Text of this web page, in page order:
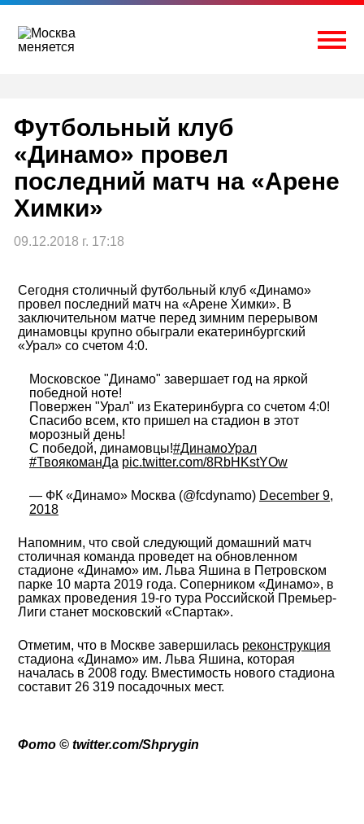
Перейти
содержимому
Футбольный клуб
«Динамо» провел
последний матч на «Арене
Химки»
09.12.2018 г. 17:18
Сегодня столичный футбольный клуб «Динамо»
провел последний матч на «Арене Химки». В
заключительном матче перед зимним перерывом
динамовцы крупно обыграли екатеринбургский
«Урал» со счетом 4:0.
Московское "Динамо" завершает год на яркой
победной ноте!
Повержен "Урал" из Екатеринбурга со счетом 4:0!
Спасибо всем, кто пришел на стадион в этот
морозный день!
С победой, динамовцы!#ДинамоУрал
#ТвоякоманДа pic.twitter.com/8RbHKstYOw
— ФК «Динамо» Москва (@fcdynamo) December 9,
2018
Напомним, что свой следующий домашний матч
столичная команда проведет на обновленном
стадионе «Динамо» им. Льва Яшина в Петровском
парке 10 марта 2019 года. Соперником «Динамо», в
рамках проведения 19-го тура Российской Премьер-
Лиги станет московский «Спартак».
Отметим, что в Москве завершилась реконструкция
стадиона «Динамо» им. Льва Яшина, которая
началась в 2008 году. Вместимость нового стадиона
составит 26 319 посадочных мест.
Фото © twitter.com/Shprygin